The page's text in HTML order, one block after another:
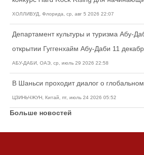
ХОЛЛИВУД, Флорида, ср, авг 5 2026 22:07
Департамент культуры и туризма Абу-
открытии Гуггенхайм Абу-Даби 11
АБУ-ДАБИ, ОАЭ, ср, июль 29 2026 22:58
В Шаньси проходит диалог о
ЦЗИНЬЧЖУН, Китай, пт, июль 24 2026 05:52
Больше новостей